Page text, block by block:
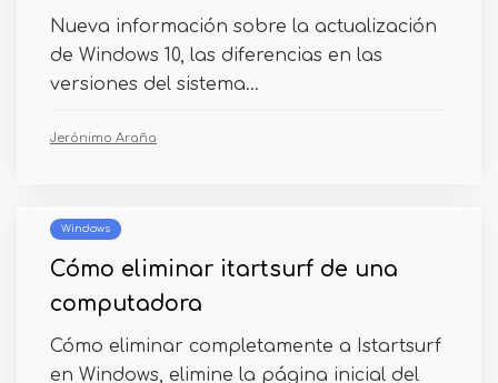
Nueva información sobre la actualización
de Windows 10, las diferencias en las
versiones del sistema...
Jerónimo Araña
Windows
Cómo eliminar itartsurf de una
computadora
Cómo eliminar completamente a Istartsurf
en Windows, elimine la página inicial del